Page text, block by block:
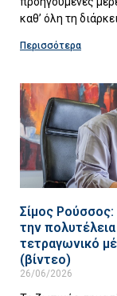
καθ’ όλη τη
Περισσότερα
Σίμος
την
τετραγωνικό
(βίντεο)
26/06/2026